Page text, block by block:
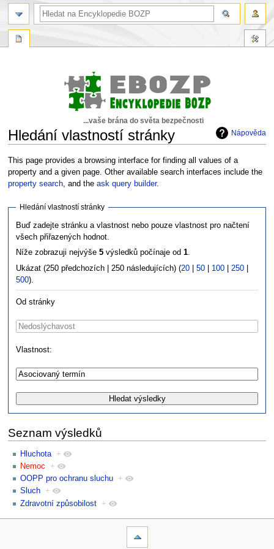
...vaše brána do světa bezpečnosti
Nápověda
Hledání vlastností stránky
Skočit
na
navigaci
Skočit
na
vyhledávání
This page provides a browsing interface for finding all values of a
property and a given page. Other available search interfaces include the
property search, and the ask query builder.
Hledání vlastností stránky
Buď zadejte stránku a vlastnost nebo pouze vlastnost pro načtení
všech přiřazených hodnot.
Níže zobrazuji nejvýše5 výsledků počínaje od1.
Ukázat (250 předchozích | 250 následujících) (20 |50 100 250
500).
Od stránky
Vlastnost:
Seznam výsledků
Hluchota
+
Nemoc
+
OOPP pro ochranu sluchu
+
Sluch
+
Zdravotní způsobilost
+